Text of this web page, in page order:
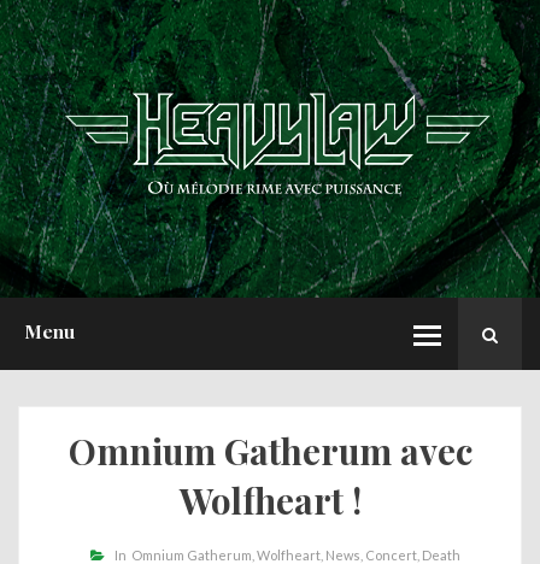
Menu
ACCUEIL
NEWS
CHRONIQUES
INTERVIEWS
REPORTS
A PROPOS
Omnium Gatherum avec
Wolfheart !
In Omnium Gatherum Wolfheart News Concert Death